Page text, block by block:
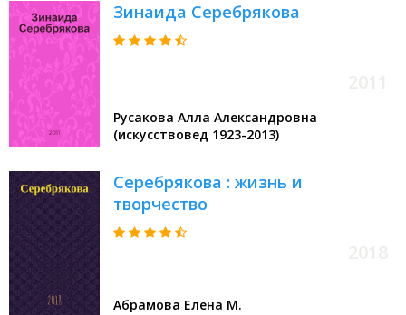
Зинаида Серебрякова
Русакова Алла Александровна
(искусствовед 1923-2013)
Серебрякова : жизнь и
творчество
Абрамова Елена М.